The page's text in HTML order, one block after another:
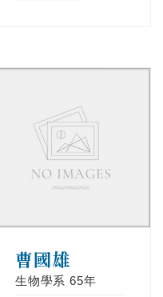
曹國雄
生物學系 65年